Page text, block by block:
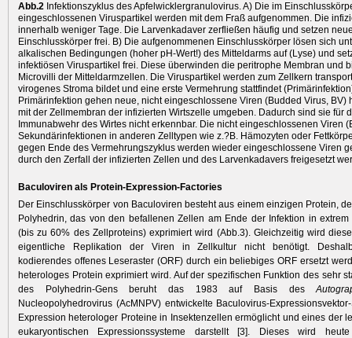
Abb.2 Infektionszyklus des Apfelwicklergranulovirus. A) Die im
eingeschlossenen Viruspartikel werden mit dem Fraß aufgenommen. Die
innerhalb weniger Tage. Die Larvenkadaver zerfließen häufig und setzen
Einschlusskörper frei. B) Die aufgenommenen Einschlusskörper lösen sich
alkalischen Bedingungen (hoher pH-Wert!) des Mitteldarms auf (Lyse) und
infektiösen Viruspartikel frei. Diese überwinden die peritrophe Membran und
Microvilli der Mitteldarmzellen. Die Viruspartikel werden zum Zellkern
virogenes Stroma bildet und eine erste Vermehrung stattfindet
Primär­infektion gehen neue, nicht eingeschlossene Viren (Budded Virus, BV)
mit der Zellmembran der infizierten Wirtszelle umgeben. Dadurch sind sie für
Immunabwehr des Wirtes nicht erkennbar. Die nicht eingeschlossenen Viren
Sekundärinfektionen in anderen Zelltypen wie z.?B. Hämozyten oder
gegen Ende des Vermehrungszyklus werden wieder eingeschlossene Viren
durch den Zerfall der infizierten Zellen und des Larvenkadavers freigesetzt
Baculoviren als Protein-Expression-Factories
Der Einschlusskörper von Baculoviren besteht aus einem einzigen Protein,
Polyhedrin, das von den befallenen Zellen am Ende der Infektion in
(bis zu 60% des Zellproteins) exprimiert wird (Abb.3). Gleichzeitig wird
eigentliche Replikation der Viren in Zellkultur nicht benötigt.
kodierendes ­offenes Leseraster (ORF) durch ein beliebiges ORF ersetzt
heterologes Protein exprimiert wird. Auf der spezifischen Funktion des sehr
des Polyhedrin-Gens beruht das 1983 auf Basis des
Nucleopolyhedrovirus (AcMNPV) entwickelte Baculovirus-
Expression heterologer Proteine in Insektenzellen ermöglicht und eines der
eukaryontischen Expressionssysteme darstellt [3]. Dieses wird